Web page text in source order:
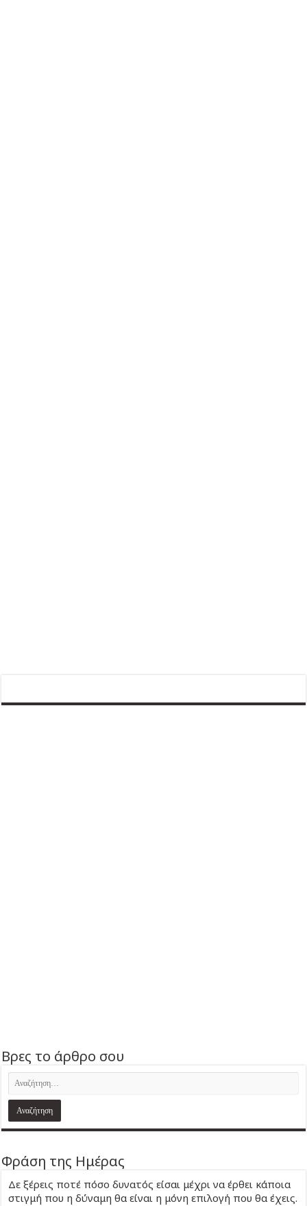
Βρες το άρθρο σου
Φράση της Ημέρας
Δε ξέρεις ποτέ πόσο δυνατός είσαι μέχρι να έρθει κάποια
στιγμή που η δύναμη θα είναι η μόνη επιλογή που θα έχεις.